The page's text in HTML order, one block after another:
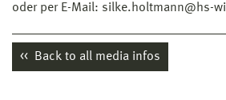
oder per E-Mail: silke.holtmann@hs-
Back to all media infos